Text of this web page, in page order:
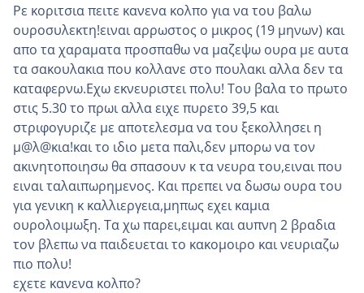
Ρε κοριτσια πειτε κανενα κολπο για να του βαλω
ουροσυλεκτη!ειναι αρρωστος ο μικρος (19 μηνων) και
απο τα χαραματα προσπαθω να μαζεψω ουρα με αυτα
τα σακουλακια που κολλανε στο πουλακι αλλα δεν τα
καταφερνω.Εχω εκνευριστει πολυ! Του βαλα το πρωτο
στις 5.30 το πρωι αλλα ειχε πυρετο 39,5 και
στριφογυριζε με αποτελεσμα να του ξεκολλησει η
μ@λ@κια!και το ιδιο μετα παλι,δεν μπορω να τον
ακινητοποιησω θα σπασουν κ τα νευρα του,ειναι που
ειναι ταλαιπωρημενος. Και πρεπει να δωσω ουρα του
για γενικη κ καλλιεργεια,μηπως εχει καμια
ουρολοιμωξη. Τα χω παρει,ειμαι και αυπνη 2 βραδια
τον βλεπω να παιδευεται το κακομοιρο και νευριαζω
πιο πολυ!
εχετε κανενα κολπο?